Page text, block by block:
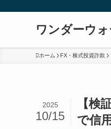
ワンダーウ
ホーム FX・株式投資詐欺
【検
で信
2025
10/15